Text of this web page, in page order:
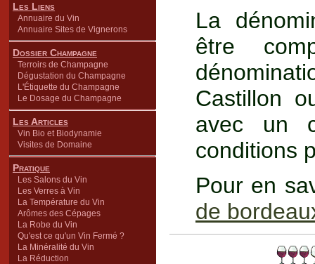
Les Liens
Annuaire du Vin
Annuaire Sites de Vignerons
Dossier Champagne
Terroirs de Champagne
Dégustation du Champagne
L'Étiquette du Champagne
Le Dosage du Champagne
Les Articles
Vin Bio et Biodynamie
Visites de Domaine
Pratique
Les Salons du Vin
Les Verres à Vin
La Température du Vin
Arômes des Cépages
La Robe du Vin
Qu'est ce qu'un Vin Fermé ?
La Minéralité du Vin
La Réduction
La
être
Castillon
avec un
conditions
Pour en
de